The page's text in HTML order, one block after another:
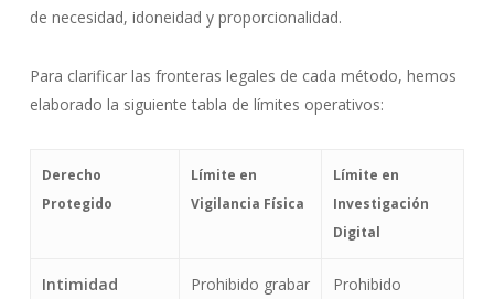
de necesidad, idoneidad y proporcionalidad.
Para clarificar las fronteras legales de cada método, hemos
elaborado la siguiente tabla de límites operativos:
Derecho
Protegido
Límite en
Vigilancia Física
Límite en
Investigación
Digital
Intimidad
Prohibido grabar
Prohibido